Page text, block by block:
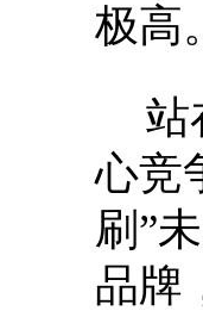
极高
站
心竞
刷”
品牌